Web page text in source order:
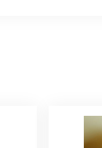
ト用に購入させていただ